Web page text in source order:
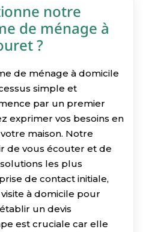
notre
de ménage à
?
de ménage à domicile
simple et
par un premier
exprimer vos besoins en
maison. Notre
de vous écouter et de
les plus
de contact initiale,
à domicile pour
un devis
est cruciale car elle